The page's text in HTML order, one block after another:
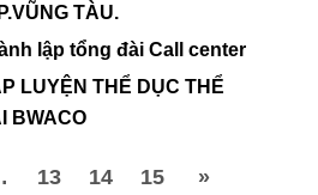
TÀU.
lập tổng đài Call center
LUYỆN THỂ DỤC THỂ
BWACO
13 14 15 »